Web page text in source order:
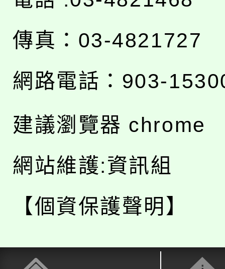
傳真：03-4821727
網路電話：903-
建議瀏覽器 chrome
網站維護:資訊組
【個資保護聲明】